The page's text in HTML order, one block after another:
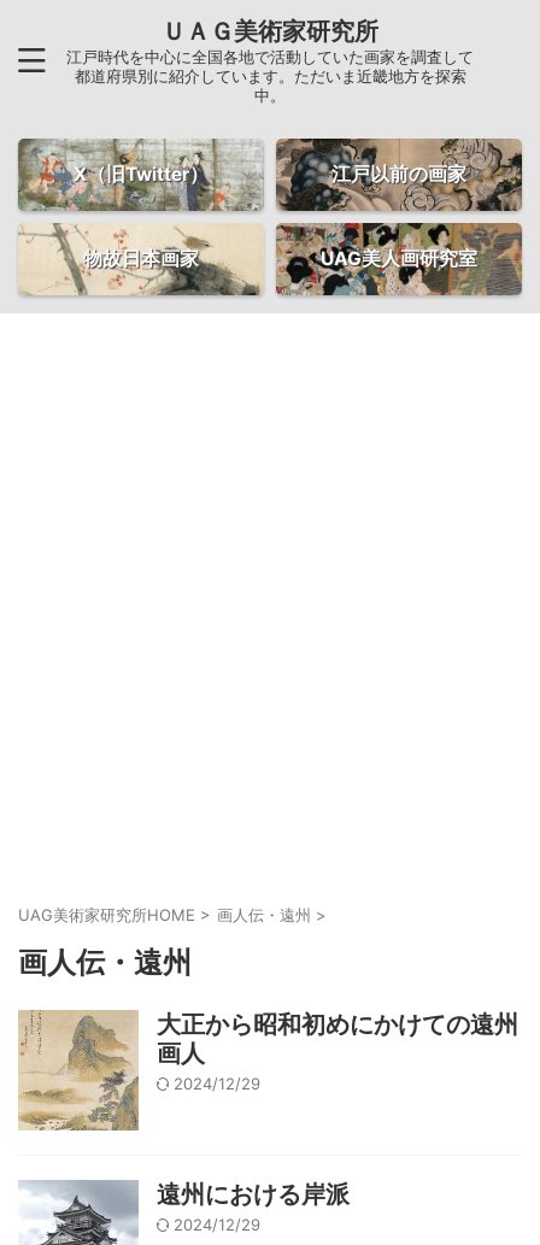
ＵＡＧ美術家研究所
江戸時代を中心に全国各地で活動していた画家を調査して
都道府県別に紹介しています。ただいま近畿地方を探索
中。
X（旧Twitter） 江戸以前の画家
物故日本画家 UAG美人画研究室
UAG美術家研究所HOME > 画人伝・遠州 >
画人伝・遠州
大正から昭和初めにかけての遠州
画人
2024/12/29
遠州における岸派
2024/12/29